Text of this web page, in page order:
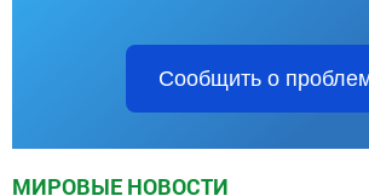
Сообщить о
МИРОВЫЕ НОВОСТИ